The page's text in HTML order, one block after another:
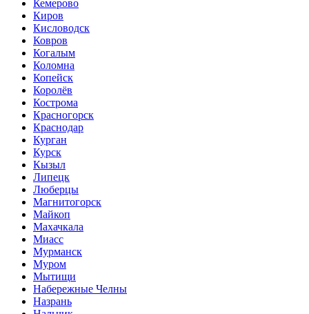
Кемерово
Киров
Кисловодск
Ковров
Когалым
Коломна
Копейск
Королёв
Кострома
Красногорск
Краснодар
Курган
Курск
Кызыл
Липецк
Люберцы
Магнитогорск
Майкоп
Махачкала
Миасс
Мурманск
Муром
Мытищи
Набережные Челны
Назрань